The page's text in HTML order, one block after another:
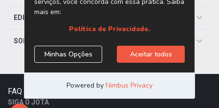
EDITORIAS
SOBRE O JOTA
FAQ Trabalhe Conosco
SIGA O JOTA